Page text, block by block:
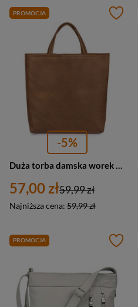
PROMOCJA
-5%
Duża torba damska worek skóra ekologiczna nubuk koniakowa A4 - Beltimore L71
57,00 zł
Najniższa cena: 59,99 zł
59,99 zł
PROMOCJA